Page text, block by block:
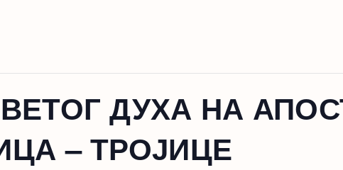
ДУХА НА
– ТРОЈИЦЕ